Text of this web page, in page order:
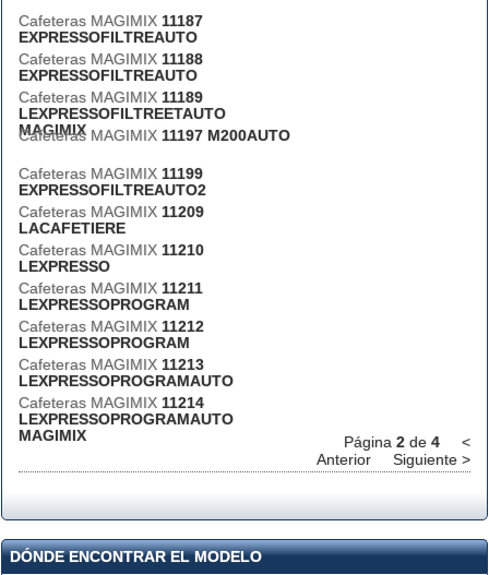
Cafeteras MAGIMIX 11187
EXPRESSOFILTREAUTO
Cafeteras MAGIMIX 11188
EXPRESSOFILTREAUTO
Cafeteras MAGIMIX 11189
LEXPRESSOFILTREETAUTO
MAGIMIX
Cafeteras MAGIMIX 11197 M200AUTO
Cafeteras MAGIMIX 11199
EXPRESSOFILTREAUTO2
Cafeteras MAGIMIX 11209
LACAFETIERE
Cafeteras MAGIMIX 11210
LEXPRESSO
Cafeteras MAGIMIX 11211
LEXPRESSOPROGRAM
Cafeteras MAGIMIX 11212
LEXPRESSOPROGRAM
Cafeteras MAGIMIX 11213
LEXPRESSOPROGRAMAUTO
Cafeteras MAGIMIX 11214
LEXPRESSOPROGRAMAUTO
MAGIMIX
Página 2 de 4
<
Anterior
Siguiente >
DÓNDE ENCONTRAR EL MODELO